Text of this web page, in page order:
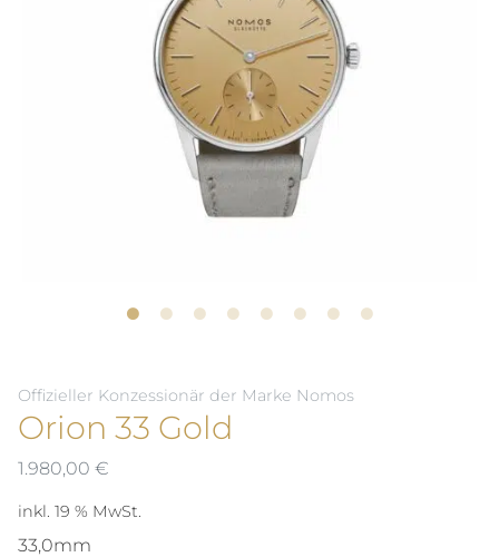
Offizieller Konzessionär der Marke Nomos
Orion 33 Gold
1.980,00 €
inkl. 19 % MwSt.
33,0mm